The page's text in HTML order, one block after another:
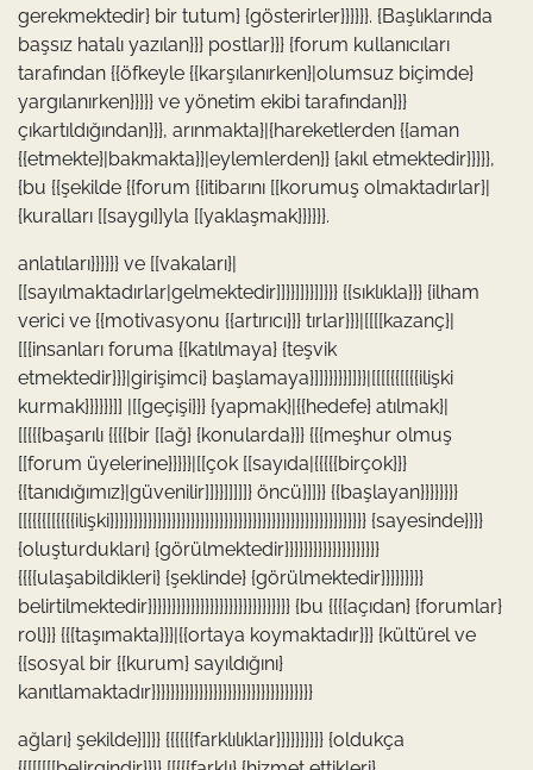
gerekmektedir} bir tutum} {gösterirler}}}}}}. {Başlıklarında
başsız hatalı yazılan}}} postlar}}} {forum kullanıcıları
tarafından {{öfkeyle {{karşılanırken}|olumsuz biçimde}
yargılanırken}}}}} ve yönetim ekibi tarafından}}}
çıkartıldığından}}}, arınmakta}|{hareketlerden {{aman
{{etmekte}|bakmakta}}|eylemlerden}} {akıl etmektedir}}}}},
{bu {{şekilde {{forum {{itibarını [[korumuş olmaktadırlar}|
{kuralları [[saygı]]yla [[yaklaşmak}}}}}}.
anlatıları}}}}}} ve [[vakaları}|
[[sayılmaktadırlar|gelmektedir]]}}]]}}]]}}} {{sıklıkla}}} {ilham
verici ve {{motivasyonu {{artırıcı}}} tırlar}}}|[[[[kazanç}|
[[{insanları foruma {{katılmaya} {teşvik
etmektedir}}}|girişimci} başlamaya}]]}}}}}]]}}|[[[[{{[[{{ilişki
kurmak}}}}}}]] |[[geçişi}}} {yapmak}|{{hedefe} atılmak}|
[[{{{başarılı {{{{bir [[ağ} {konularda}}} {{{meşhur olmuş
[[forum üyelerine}}}}}|[[çok [[sayıda|{{{{{birçok}}}
{{tanıdığımız}|güvenilir]]}}]]]]]} öncü}]]}} {{başlayan}}}}}}}}
[[{{{{[[{{{{ilişki}}}}}}}}}}}}}}}}}}}}}}}}}}}}}}}}}}}}}}}}}}}}}}}}}}}}}} {sayesinde}}}}
{oluşturdukları} {görülmektedir}}}}}}}}}}}}}}}}}}}}
{{{{ulaşabildikleri} {şeklinde} {görülmektedir}}}}}}}}}
belirtilmektedir}}}}}}}}}}}}}}}}}}}}}}}}}}}}}} {bu {{{{açıdan} {forumlar}
rol}}} {{{taşımakta}}}|{{ortaya koymaktadır}}} {kültürel ve
{{sosyal bir {{kurum} sayıldığını}
kanıtlamaktadır}}}}}}}}}}}}}}}}}}}}}}}}}}}}}}}}}}
ağları} şekilde}]]}} {{{{{{farklılıklar}}}}}}}}}} {oldukça